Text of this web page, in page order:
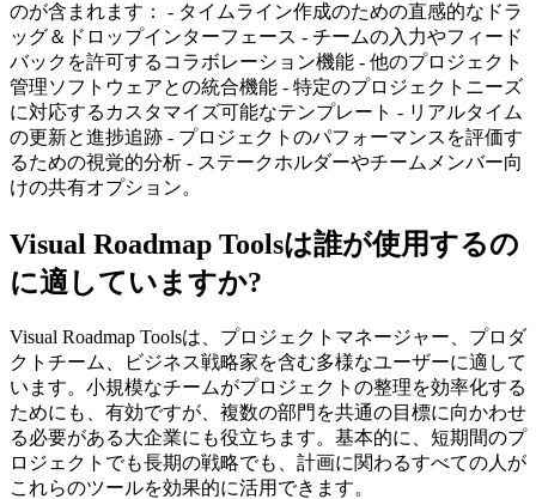
のが含まれます： - タイムライン作成のための直感的なドラ
ッグ＆ドロップインターフェース - チームの入力やフィード
バックを許可するコラボレーション機能 - 他のプロジェクト
管理ソフトウェアとの統合機能 - 特定のプロジェクトニーズ
に対応するカスタマイズ可能なテンプレート - リアルタイム
の更新と進捗追跡 - プロジェクトのパフォーマンスを評価す
るための視覚的分析 - ステークホルダーやチームメンバー向
けの共有オプション。
Visual Roadmap Toolsは誰が使用するの
に適していますか?
Visual Roadmap Toolsは、プロジェクトマネージャー、プロダ
クトチーム、ビジネス戦略家を含む多様なユーザーに適して
います。小規模なチームがプロジェクトの整理を効率化する
ためにも、有効ですが、複数の部門を共通の目標に向かわせ
る必要がある大企業にも役立ちます。基本的に、短期間のプ
ロジェクトでも長期の戦略でも、計画に関わるすべての人が
これらのツールを効果的に活用できます。